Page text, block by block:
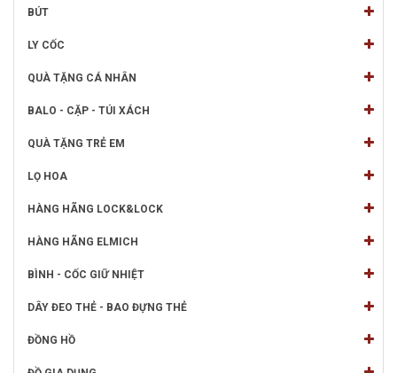
BÚT
LY CỐC
QUÀ TẶNG CÁ NHÂN
BALO - CẶP - TÚI XÁCH
QUÀ TẶNG TRẺ EM
LỌ HOA
HÀNG HÃNG LOCK&LOCK
HÀNG HÃNG ELMICH
BÌNH - CỐC GIỮ NHIỆT
DÂY ĐEO THẺ - BAO ĐỰNG THẺ
ĐỒNG HỒ